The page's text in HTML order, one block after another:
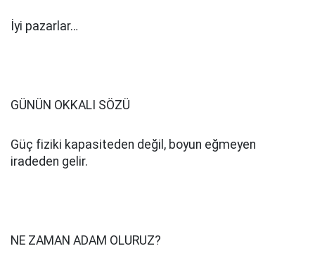
İyi pazarlar…
GÜNÜN OKKALI SÖZÜ
Güç fiziki kapasiteden değil, boyun eğmeyen
iradeden gelir.
NE ZAMAN ADAM OLURUZ?